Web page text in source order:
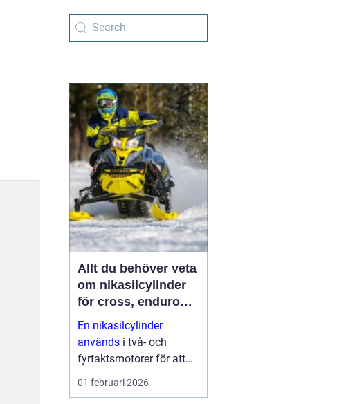
Allt du behöver veta
om nikasilcylinder
för cross, enduro
och skoter
En nikasilcylinder
används i två- och
fyrtaktsmotorer för att
ge längre livslängd,
01 februari 2026